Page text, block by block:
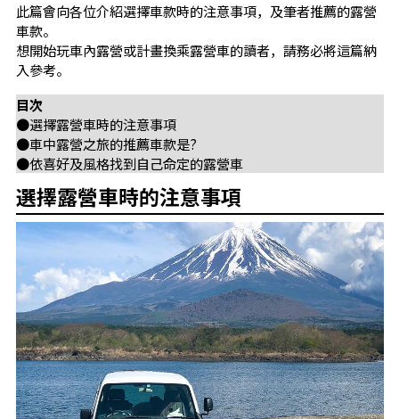
此篇會向各位介紹選擇車款時的注意事項，及筆者推薦的露營
車款。
想開始玩車內露營或計畫換乘露營車的讀者，請務必將這篇納
入參考。
目次
●選擇露營車時的注意事項
●車中露營之旅的推薦車款是?
●依喜好及風格找到自己命定的露營車
選擇露營車時的注意事項